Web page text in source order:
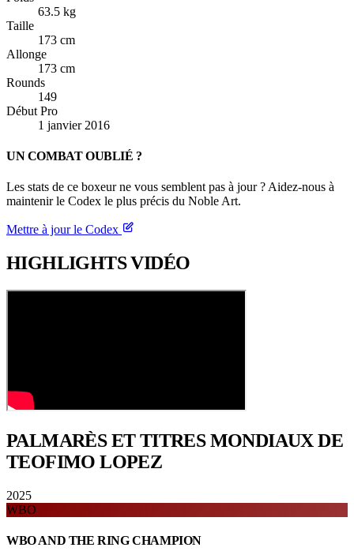
63.5 kg
Taille
173 cm
Allonge
173 cm
Rounds
149
Début Pro
1 janvier 2016
UN COMBAT OUBLIÉ ?
Les stats de ce boxeur ne vous semblent pas à jour ? Aidez-nous à
maintenir le Codex le plus précis du Noble Art.
Mettre à jour le Codex
HIGHLIGHTSVIDÉO
PALMARÈS ET TITRESMONDIAUX DE
TEOFIMO LOPEZ
2025
WBO
WBO AND THE RING CHAMPION